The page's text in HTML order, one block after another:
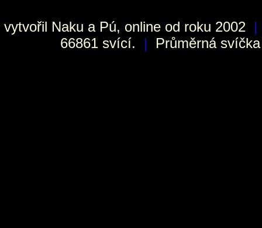
vytvořil Naku a Pú, online od roku 2002 |
66861 svící.
| Průměrná